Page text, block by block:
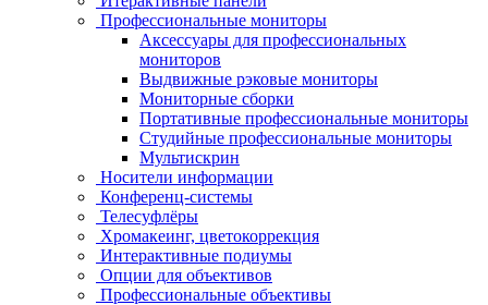
Профессиональные мониторы
Аксессуары для профессиональных
мониторов
Выдвижные рэковые мониторы
Мониторные сборки
Портативные профессиональные мониторы
Студийные профессиональные мониторы
Мультискрин
Носители информации
Конференц-системы
Телесуфлёры
Хромакеинг, цветокоррекция
Интерактивные подиумы
Опции для объективов
Профессиональные объективы